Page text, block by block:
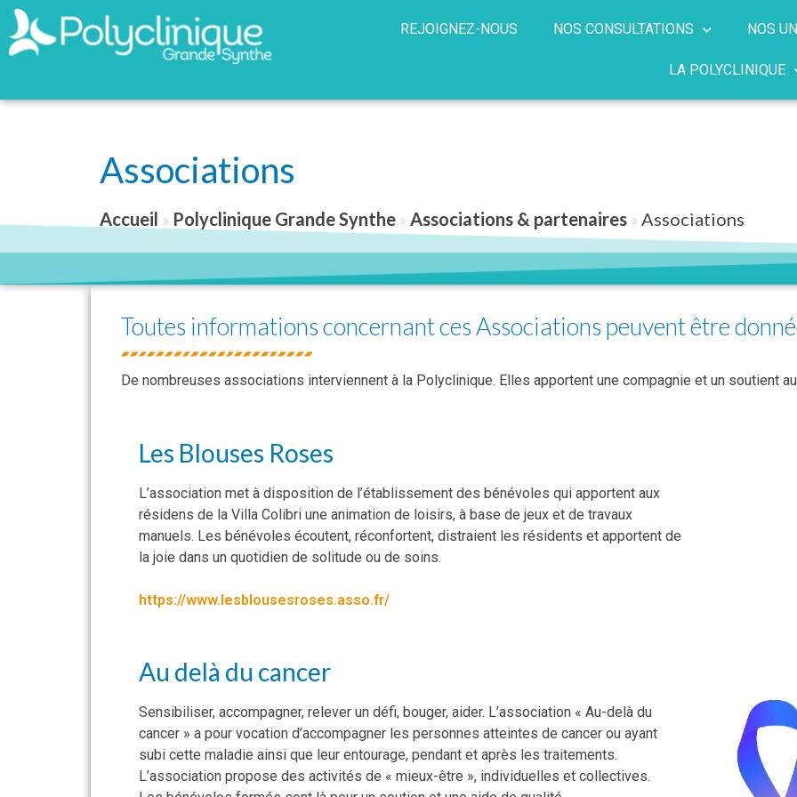
REJOIGNEZ-NOUS NOS CONSULTATIONS NOS
LA POLYCLINIQUE
Associations
Accueil » Polyclinique Grande Synthe » Associations & partenaires » Associations
Toutes informations concernant ces Associations peuvent être
De nombreuses associations interviennent à la Polyclinique. Elles apportent une compagnie et un soutient
Les Blouses Roses
L’association met à disposition de l’établissement des bénévoles qui apportent aux
résidens de la Villa Colibri une animation de loisirs, à base de jeux et de travaux
manuels. Les bénévoles écoutent, réconfortent, distraient les résidents et apportent de
la joie dans un quotidien de solitude ou de soins.
https://www.lesblousesroses.asso.fr/
Au delà du cancer
Sensibiliser, accompagner, relever un défi, bouger, aider. L’association « Au-delà du
cancer » a pour vocation d’accompagner les personnes atteintes de cancer ou ayant
subi cette maladie ainsi que leur entourage, pendant et après les traitements.
L’association propose des activités de « mieux-être », individuelles et collectives.